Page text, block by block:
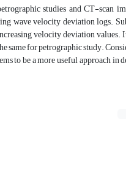
studies and CT-scan
wave velocity deviation logs.
velocity deviation values.
for petrographic study.
to be a more useful approach